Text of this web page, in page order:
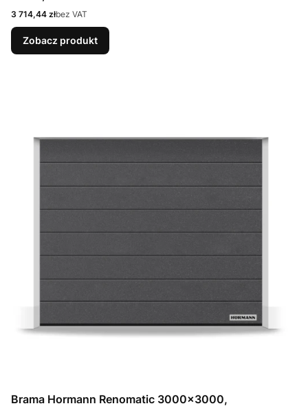
Cena
3 714,44 złbez VAT
Zobacz produkt
Brama Hormann Renomatic 3000x3000,